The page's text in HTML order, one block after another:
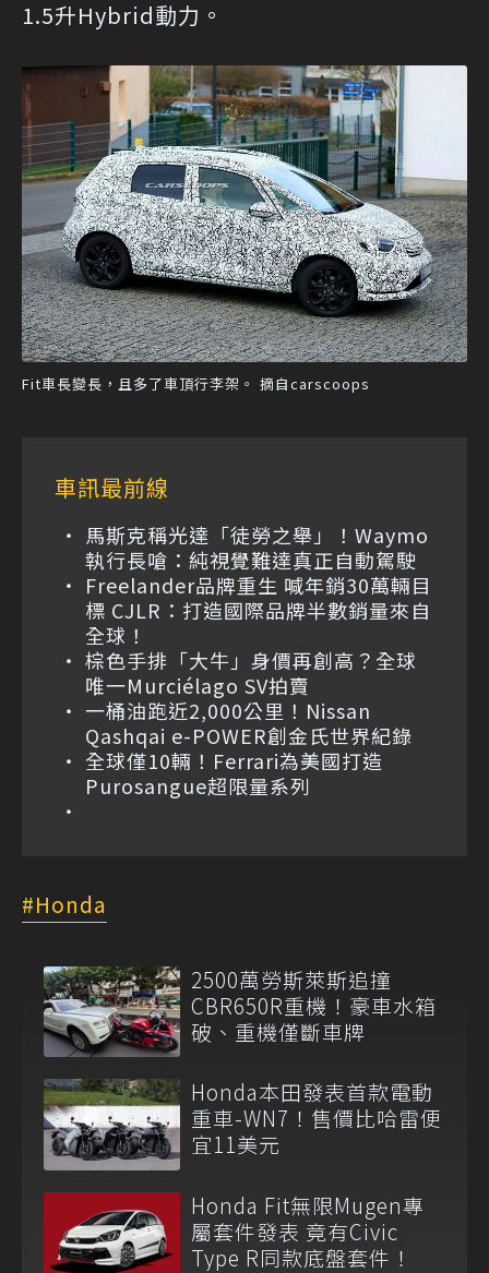
1.5升Hybrid動力。
Fit車長變長，且多了車頂行李架。 摘自carscoops
車訊最前線
馬斯克稱光達「徒勞之舉」！Waymo
執行長嗆：純視覺難達真正自動駕駛
Freelander品牌重生 喊年銷30萬輛目
標 CJLR：打造國際品牌半數銷量來自
全球！
棕色手排「大牛」身價再創高？全球
唯一Murciélago SV拍賣
一桶油跑近2,000公里！Nissan
Qashqai e-POWER創金氏世界紀錄
全球僅10輛！Ferrari為美國打造
Purosangue超限量系列
Honda
2500萬勞斯萊斯追撞
CBR650R重機！豪車水箱
破、重機僅斷車牌
Honda本田發表首款電動
重車-WN7！售價比哈雷便
宜11美元
Honda Fit無限Mugen專
屬套件發表 竟有Civic
Type R同款底盤套件！